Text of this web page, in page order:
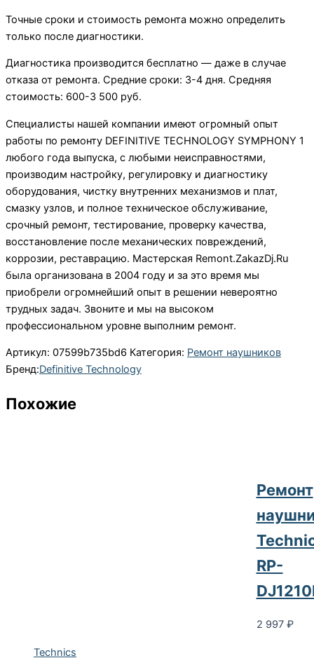
Точные сроки и стоимость ремонта можно определить
только после диагностики.
Диагностика производится бесплатно — даже в случае
отказа от ремонта. Средние сроки: 3-4 дня. Средняя
стоимость: 600-3 500 руб.
Специалисты нашей компании имеют огромный опыт
работы по ремонту DEFINITIVE TECHNOLOGY SYMPHONY 1
любого года выпуска, с любыми неисправностями,
производим настройку, регулировку и диагностику
оборудования, чистку внутренних механизмов и плат,
смазку узлов, и полное техническое обслуживание,
срочный ремонт, тестирование, проверку качества,
восстановление после механических повреждений,
коррозии, реставрацию. Мастерская Remont.ZakazDj.Ru
была организована в 2004 году и за это время мы
приобрели огромнейший опыт в решении невероятно
трудных задач. Звоните и мы на высоком
профессиональном уровне выполним ремонт.
Артикул: 07599b735bd6 Категория: Ремонт наушников
Бренд:Definitive Technology
Похожие
Technics
Ремонт
RP-
2 997 ₽